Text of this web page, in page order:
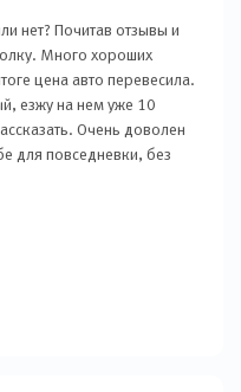
нет? Почитав отзывы и
Много хороших
цена авто перевесила.
езжу на нем уже 10
Очень доволен
для повседневки, без
не жалею, машина супер!
что все эти недостатки
как у любого